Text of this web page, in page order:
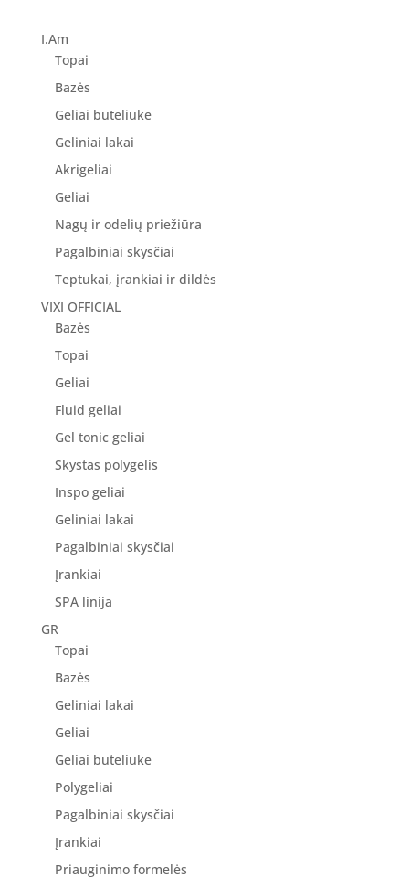
I.Am
Topai
Bazės
Geliai buteliuke
Geliniai lakai
Akrigeliai
Geliai
Nagų ir odelių priežiūra
Pagalbiniai skysčiai
Teptukai, įrankiai ir dildės
VIXI OFFICIAL
Bazės
Topai
Geliai
Fluid geliai
Gel tonic geliai
Skystas polygelis
Inspo geliai
Geliniai lakai
Pagalbiniai skysčiai
Įrankiai
SPA linija
GR
Topai
Bazės
Geliniai lakai
Geliai
Geliai buteliuke
Polygeliai
Pagalbiniai skysčiai
Įrankiai
Priauginimo formelės